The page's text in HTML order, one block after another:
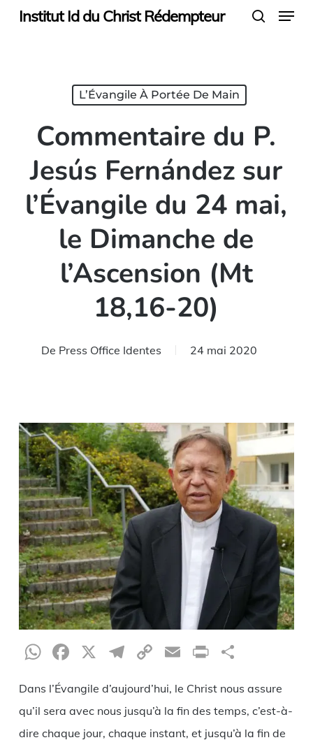
SkipInstitut Id du Christ Rédempteur Menu
L’Évangile À Portée De Main
Commentaire du P.
Jesús Fernández sur
l’Évangile du 24 mai,
le Dimanche de
l’Ascension (Mt
18,16-20)
De Press Office Identes 24 mai 2020
WhatsApp
Facebook
X Telegram
CopyEmailPrint
Dans l’Évangile d’aujourd’hui, le Christ nous assure
qu’il sera avec nous jusqu’à la fin des temps, c’est-à-
dire chaque jour, chaque instant, et jusqu’à la fin de